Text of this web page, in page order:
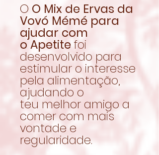
O O Mix de Ervas da
Vovó Mémé para
ajudar com
o Apetite foi
desenvolvido para
estimular o interesse
pela alimentação,
ajudando o
teu melhor amigo a
comer com mais
vontade e
regularidade.